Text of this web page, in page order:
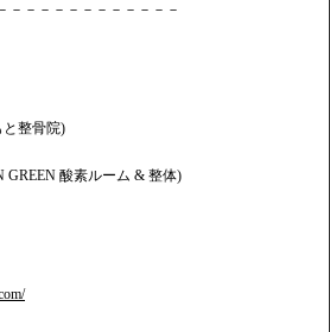
－－－－－－－－－－－－
と整骨院)
GREEN 酸素ルーム & 整体)